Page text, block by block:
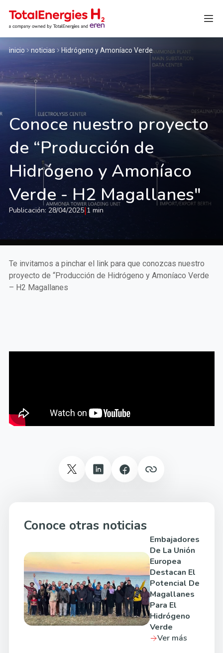
Inglés
inicio noticias Hidrógeno y Amoníaco Verde
Conoce nuestro proyecto
de “Producción de
Hidrógeno y Amoníaco
Verde - H2 Magallanes"
Publicación: 28/04/2025|1 min
Te invitamos a pinchar el link para que conozcas nuestro
proyecto de “Producción de Hidrógeno y Amoníaco Verde
– H2 Magallanes
Conoce otras noticias
Embajadores
De La Unión
Europea
Destacan El
Potencial De
Magallanes
Para El
Hidrógeno
Verde
Ver más